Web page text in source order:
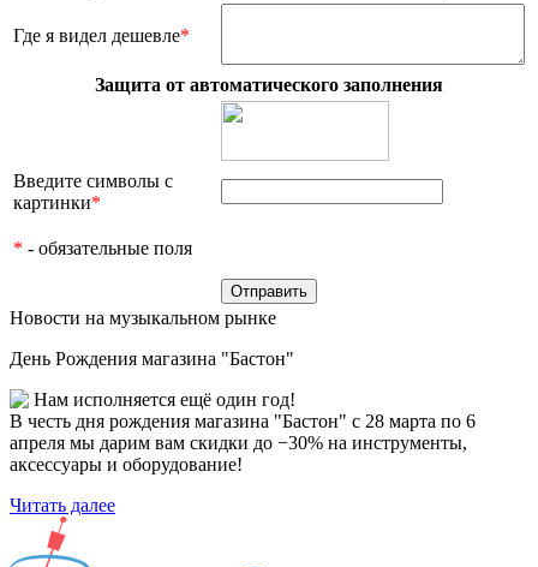
Где я видел дешевле*
Защита от автоматического заполнения
Введите символы с
картинки*
* - обязательные поля
Новости на музыкальном рынке
День Рождения магазина "Бастон"
Нам исполняется ещё один год!
В честь дня рождения магазина "Бастон" с 28 марта по 6
апреля мы дарим вам скидки до −30% на инструменты,
аксессуары и оборудование!
Читать далее